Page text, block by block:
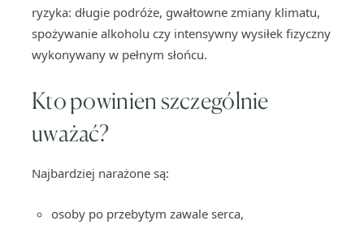
ryzyka: długie podróże, gwałtowne zmiany klimatu,
spożywanie alkoholu czy intensywny wysiłek fizyczny
wykonywany w pełnym słońcu.
Kto powinien szczególnie
uważać?
Najbardziej narażone są:
osoby po przebytym zawale serca,